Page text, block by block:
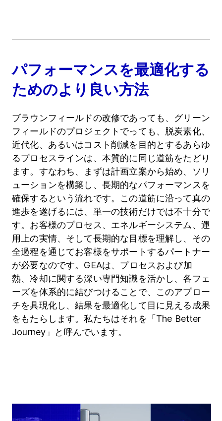
パフォーマンスを最適化する
ためのより良い方法
ブラウンフィールドの改修であっても、グリーン
フィールドのプロジェクトでっても、脱炭素化、
近代化、あるいはコスト削減を目的とするあらゆ
るプロセスラインは、本質的に同じ道筋をたどり
ます。すなわち、まずは計画立案から始め、ソリ
ューションを構築し、長期的なパフォーマンスを
確保するという流れです。この道筋に沿って真の
進歩を遂げるには、単一の技術だけでは不十分で
す。お客様のプロセス、エネルギーシステム、運
用上の実情、そして長期的な目標を理解し、その
全過程を通じてお客様をサポートするパートナー
が必要なのです。GEAは、プロセスおよび加
熱、冷却に関する深い専門知識を活かし、各フェ
ーズを体系的に結びつけることで、このアプロー
チを具現化し、結果を最適化して目に見える成果
をもたらします。私たちはそれを「The Better
Journey」と呼んでいます。